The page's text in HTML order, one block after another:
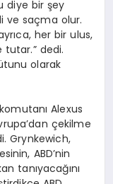
diye bir şey
ve saçma olur.
her bir ulus,
dedi.
olarak
Alexus
çekilme
Grynkewich,
ABD’nin
tanıyacağını